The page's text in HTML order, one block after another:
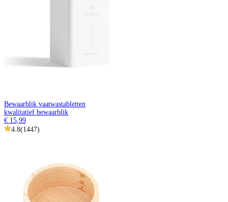
Bewaarblik vaatwastabletten
kwalitatief bewaarblik
€ 15,99
4.8(1447)